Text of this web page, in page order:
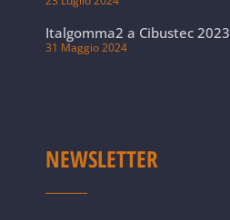
Italgomma2 a Cibustec 2023
31 Maggio 2024
NEWSLETTER